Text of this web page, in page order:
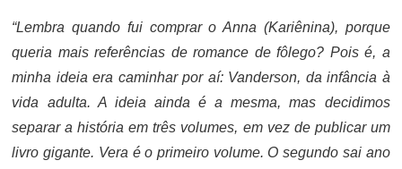
“Lembra quando fui comprar o Anna (Kariênina), porque
queria mais referências de romance de fôlego? Pois é, a
minha ideia era caminhar por aí: Vanderson, da infância à
vida adulta. A ideia ainda é a mesma, mas decidimos
separar a história em três volumes, em vez de publicar um
livro gigante. Vera é o primeiro volume. O segundo sai ano